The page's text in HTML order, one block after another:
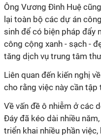
Ông Vương Đình Huệ
lại toàn bộ các dự án
sinh để có biện pháp đẩy
công cộng xanh - sạch -
tăng dịch vụ trung tâm
Liên quan đến kiến nghị
cho rằng việc này cần
Về vấn đề ô nhiễm ở các
Đáy đã kéo dài nhiều
triển khai nhiều phần